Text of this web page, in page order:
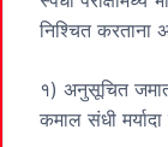
निश्चित
१) अनुसूचित
कमाल संधी मर्यादा